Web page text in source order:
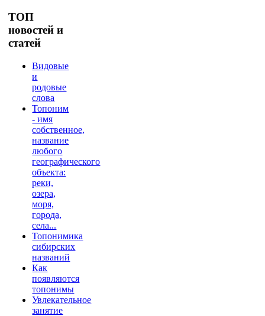
ТОП
новостей и
статей
Видовые
и
родовые
слова
Топоним
- имя
собственное,
название
любого
географического
объекта:
реки,
озера,
моря,
города,
села...
Топонимика
сибирских
названий
Как
появляются
топонимы
Увлекательное
занятие